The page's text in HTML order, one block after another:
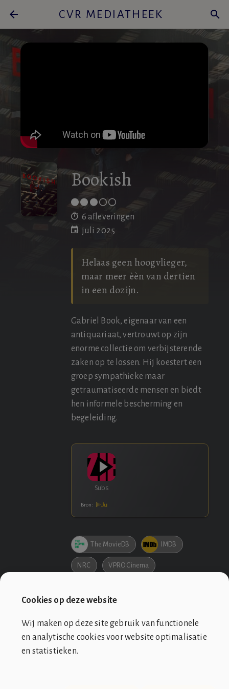
Cookies op deze website
Wij maken op deze site gebruik van functionele
en analytische cookies voor website optimalisatie
en statistieken.
arrow_back CVR MEDIATHEEK search
Bookish
6 afleveringen
juli 2025
Helaas geen hoogvlieger,
maar meer èèn van dertien
in een dozijn.
Gabriel Book, eigenaar van een
antiquariaat, vertrouwt op zijn
enorme collectie om verbijsterende
zaken op te lossen. Hij koestert een
groep sympathieke maar
getraumatiseerde mensen en biedt
hen informele bescherming en
begeleiding.
Bron:
The MovieDB IMDB
NRC VPRO Cinema